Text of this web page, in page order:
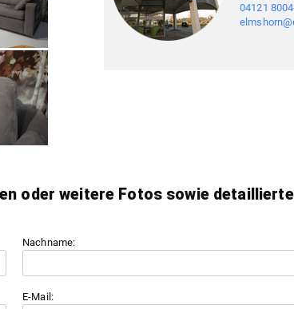
04121
oder weitere Fotos sowie
Nachname:
E-Mail: